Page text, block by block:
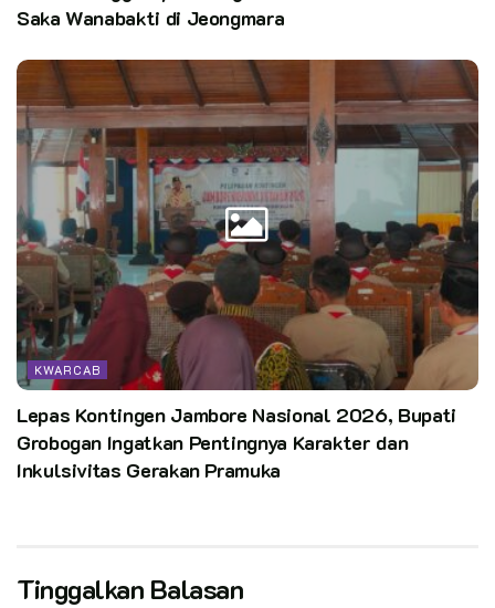
Saka Wanabakti di Jeongmara
KWARCAB
Lepas Kontingen Jambore Nasional 2026, Bupati
Grobogan Ingatkan Pentingnya Karakter dan
Inkulsivitas Gerakan Pramuka
Tinggalkan Balasan